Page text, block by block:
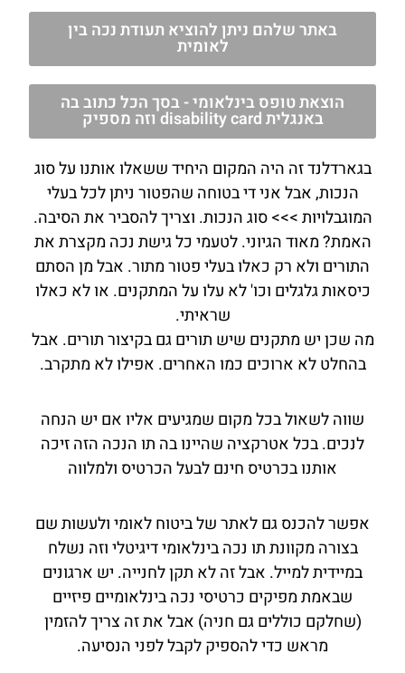
באתר שלהם ניתן להוציא תעודת נכה בין
לאומית
הוצאת טופס בינלאומי - בסך הכל כתוב בה
באנגלית disability card וזה מספיק
בגארדלנד זה היה המקום היחיד ששאלו אותנו על סוג
הנכות, אבל אני די בטוחה שהפטור ניתן לכל בעלי
המוגבלויות >>> סוג הנכות. וצריך להסביר את הסיבה.
האמת? מאוד הגיוני. לטעמי כל גישת נכה מקצרת את
התורים ולא רק כאלו בעלי פטור מתור. אבל מן הסתם
כיסאות גלגלים וכו' לא עלו על המתקנים. או לא כאלו
שראיתי.
מה שכן יש מתקנים שיש תורים גם בקיצור תורים. אבל
בהחלט לא ארוכים כמו האחרים. אפילו לא מתקרב.
שווה לשאול בכל מקום שמגיעים אליו אם יש הנחה
לנכים. בכל אטרקציה שהיינו בה תו הנכה הזה זיכה
אותנו בכרטיס חינם לבעל הכרטיס ולמלווה
אפשר להכנס גם לאתר של ביטוח לאומי ולעשות שם
בצורה מקוונת תו נכה בינלאומי דיגיטלי וזה נשלח
במיידית למייל. אבל זה לא תקן לחנייה. יש ארגונים
שבאמת מפיקים כרטיסי נכה בינלאומיים פיזיים
(שחלקם כוללים גם חניה) אבל את זה צריך להזמין
מראש כדי להספיק לקבל לפני הנסיעה.